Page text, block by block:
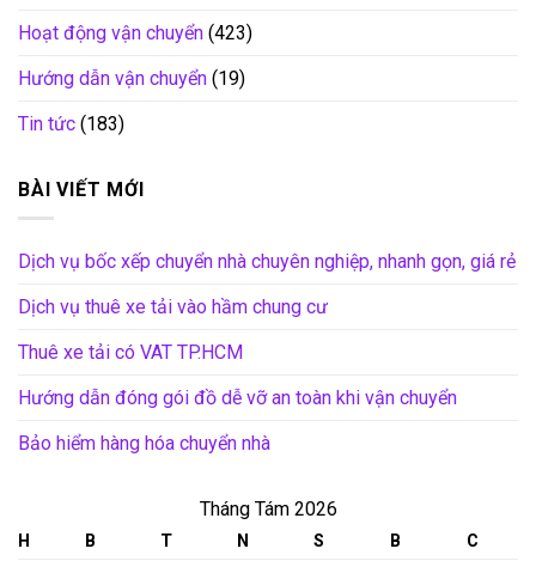
Hoạt động vận chuyển (423)
Hướng dẫn vận chuyển (19)
Tin tức (183)
BÀI VIẾT MỚI
Dịch vụ bốc xếp chuyển nhà chuyên nghiệp, nhanh gọn, giá rẻ
Dịch vụ thuê xe tải vào hầm chung cư
Thuê xe tải có VAT TP.HCM
Hướng dẫn đóng gói đồ dễ vỡ an toàn khi vận chuyển
Bảo hiểm hàng hóa chuyển nhà
Tháng Tám 2026
H B T N S B
C